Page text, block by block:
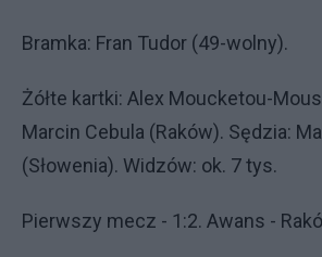
Bramka: Fran Tudor (49-wolny).
Żółte kartki: Alex Moucketou-
Marcin Cebula (Raków). Sędzia:
(Słowenia). Widzów: ok. 7 tys.
Pierwszy mecz - 1:2. Awans -